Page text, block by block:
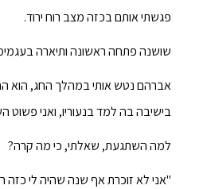
פגשתי אותם בכזה מצב רוח ירוד.
שושנה פתחה ראשונה ותיארה
אברהם נטש אותי במהלך החג, הוא
בישיבה בה למד בנעוריו, ואני פשוט
למה השתגעת, שאלתי, כי מה קרה?
"אני לא זוכרת אף שנה שהיה לי כזה